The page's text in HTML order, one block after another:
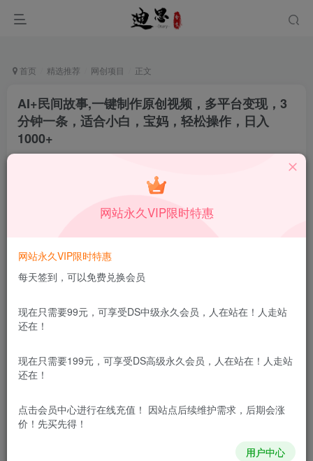
首页 精选推荐 网创项目 正文
AI+民间故事,一键制作原创视频，多平台变现，3
分钟一条，适合小白，宝妈，轻松操作，日入
1000+
私信
此内容为付费资源，请付费后查看
9.9
DS中级会员免费 DS高级会员免费
您当前未登录！建议登陆后购买，可保存购买订单
本站付费资源为网络虚拟产品，由于网络资源具有极快的可复制性，
RMB下载，积分下
积分只需签到就可以获
网站永久VIP限时特惠
网站永久VIP限时特惠
每天签到，可以免费兑换会员
现在只需要99元，可享受DS中级永久会员，人在站在！人走站
还在！
现在只需要199元，可享受DS高级永久会员，人在站在！人走站
还在！
点击会员中心进行在线充值！ 因站点后续维护需求，后期会涨
价！先买先得！
用户中心